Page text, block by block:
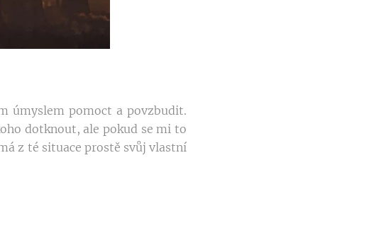
úmyslem pomoct a povzbudit.
dotknout, ale pokud se mi to
z té situace prostě svůj vlastní